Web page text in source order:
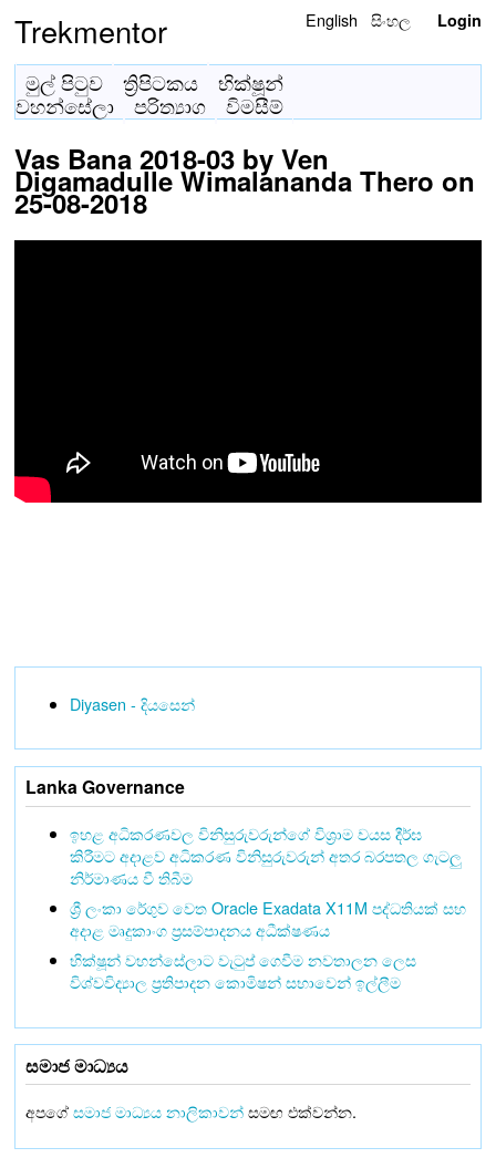
Trekmentor English සිංහල Login
මුල් පිටුව ත්‍රිපිටකය
භික්ෂූන්
වහන්සේලා
පරිත්‍යාග විමසීම්
Vas Bana 2018-03 by Ven
Digamadulle Wimalananda Thero on
25-08-2018
Diyasen - දියසෙන්
Lanka Governance
ඉහළ අධිකරණවල විනිසුරුවරුන්ගේ විශ්‍රාම වයස දීර්ඝ
කිරීමට අදාළව අධිකරණ විනිසුරුවරුන් අතර බරපතල ගැටලු
නිර්මාණය වී තිබීම
ශ්‍රී ලංකා රේගුව වෙත Oracle Exadata X11M පද්ධතියක් සහ
අදාළ මෘදුකාංග ප්‍රසම්පාදනය අධීක්ෂණය
භික්ෂූන් වහන්සේලාට වැටුප් ගෙවීම නවතාලන ලෙස
විශ්වවිද්‍යාල ප්‍රතිපාදන කොමිෂන් සභාවෙන් ඉල්ලීම
සමාජ මාධ්‍යය
අපගේසමාජ මාධ්‍යය නාලිකාවන්සමඟ එක්වන්න.